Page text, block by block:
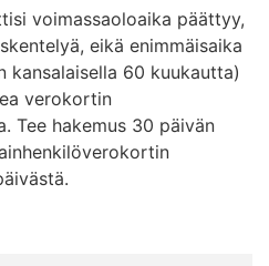
voimassaoloaika päättyy,
eikä enimmäisaika
kansalaisella 60 kuukautta)
verokortin
Tee hakemus 30 päivän